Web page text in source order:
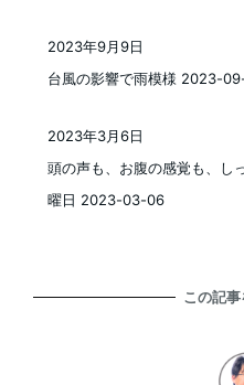
台風の影響で雨模様 2023-
2023年9月9日
頭の声も、お腹の感覚も、し
曜日 2023-03-06
2023年3月6日
この記